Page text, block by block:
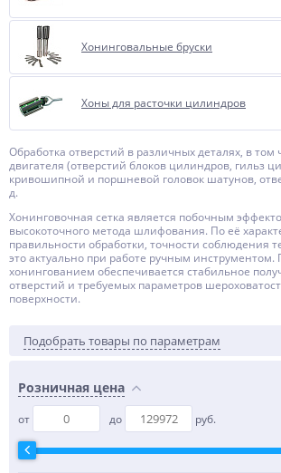
Хонинговальные бруски
Хоны для расточки цилиндров
Обработка отверстий в различных деталях, в том
двигателя (отверстий блоков цилиндров, гильз
кривошипной и поршневой головок шатунов,
д.
Хонинговочная сетка является побочным
высокоточного метода шлифования. По её
правильности обработки, точности соблюдения
это актуально при работе ручным инструментом.
хонингованием обеспечивается стабильное
отверстий и требуемых параметров
поверхности.
Подобрать товары по параметрам
Розничная цена
от до руб.